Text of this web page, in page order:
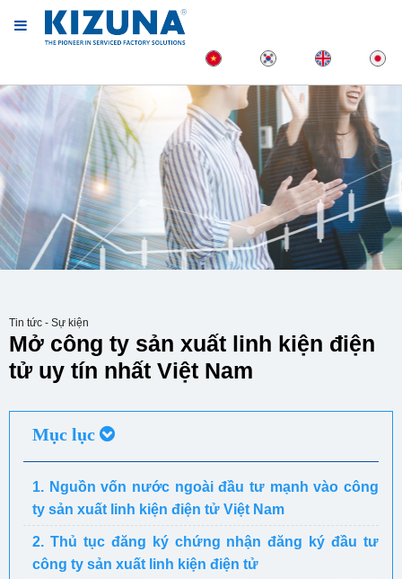
Tin tức - Sự kiện
Mở công ty sản xuất linh kiện điện
tử uy tín nhất Việt Nam
Mục lục
1. Nguồn vốn nước ngoài đầu tư mạnh vào công
ty sản xuất linh kiện điện tử Việt Nam
2. Thủ tục đăng ký chứng nhận đăng ký đầu tư
công ty sản xuất linh kiện điện tử